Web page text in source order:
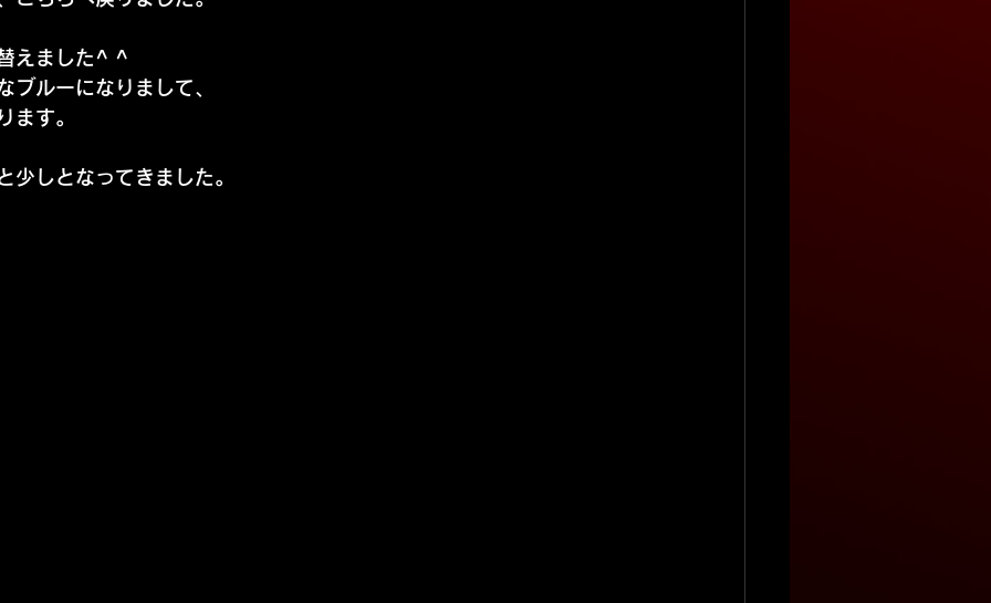
えました^ ^
ブルーになりまして、
ます。
少しとなってきました。